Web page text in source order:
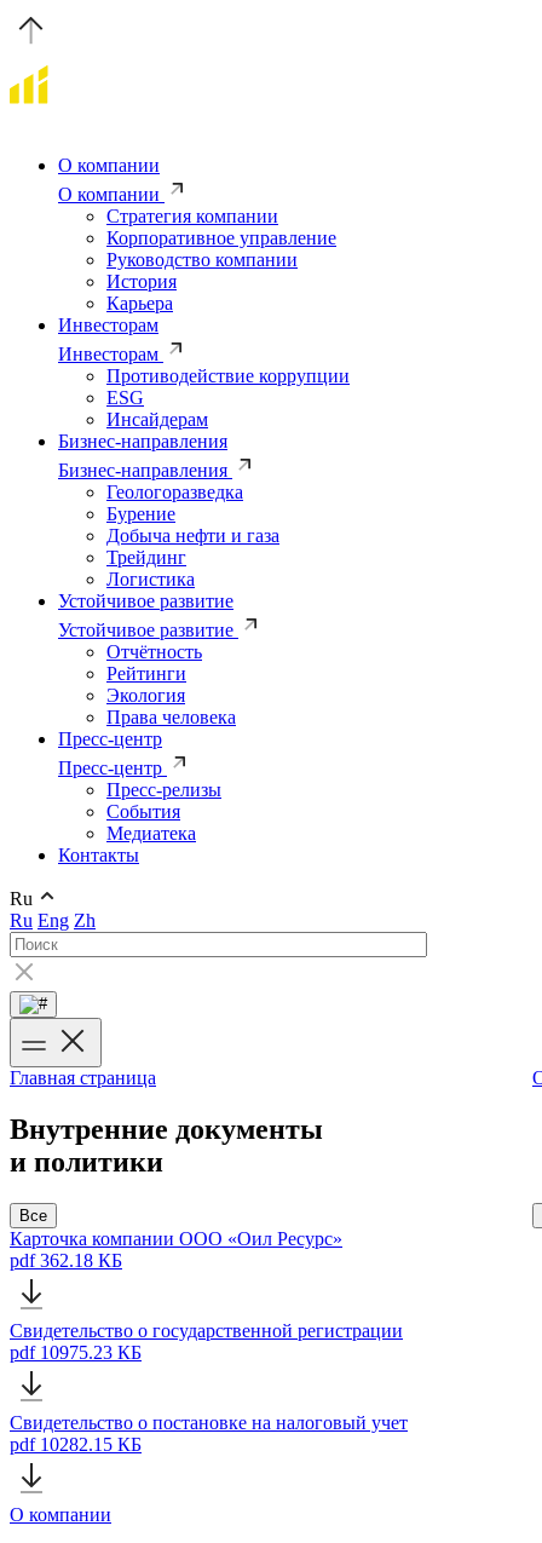
О компании
О компании
Стратегия компании
Корпоративное управление
Руководство компании
История
Карьера
Инвесторам
Инвесторам
Противодействие коррупции
ESG
Инсайдерам
Бизнес-направления
Бизнес-направления
Геологоразведка
Бурение
Добыча нефти и газа
Трейдинг
Логистика
Устойчивое развитие
Устойчивое развитие
Отчётность
Рейтинги
Экология
Права человека
Пресс-центр
Пресс-центр
Пресс-релизы
События
Медиатека
Контакты
Ru
Ru Eng Zh
Главная страница
Внутренние документы
и политики
Все
Карточка компании ООО «Оил Ресурс»
pdf 362.18 КБ
Свидетельство о государственной регистрации
pdf 10975.23 КБ
Свидетельство о постановке на налоговый учет
pdf 10282.15 КБ
О компании